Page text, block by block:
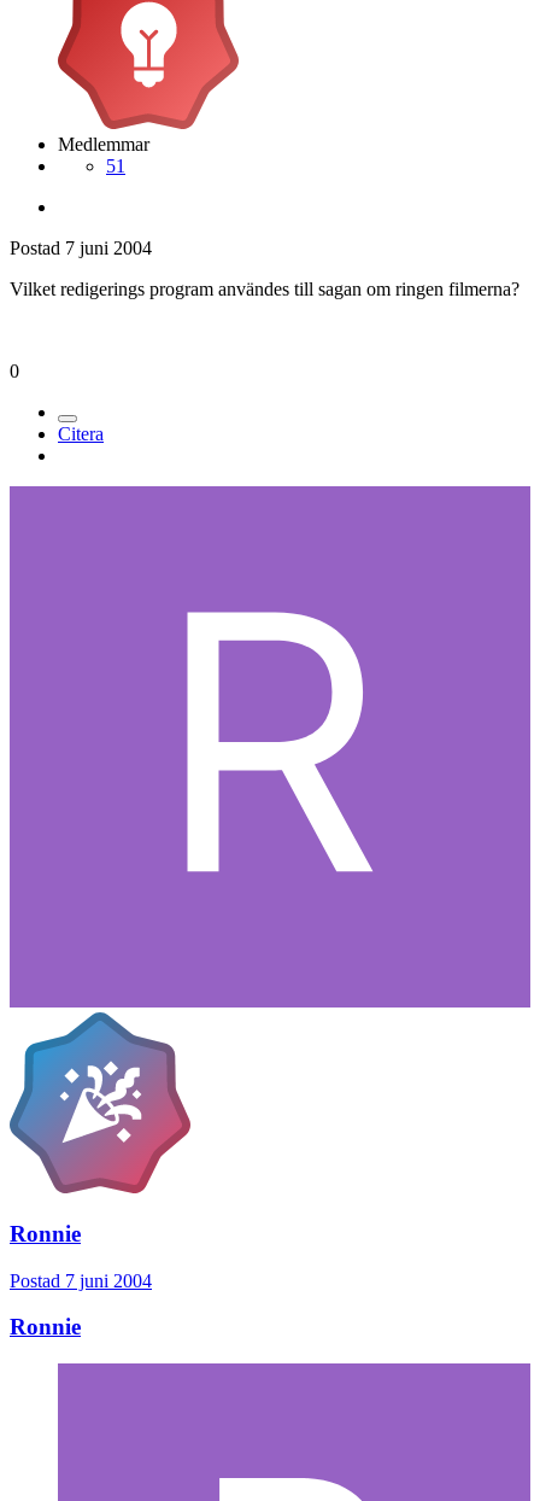
Medlemmar
51
Postad 7 juni 2004
Vilket redigerings program användes till sagan om ringen filmerna?
0
Citera
Ronnie
Postad 7 juni 2004
Ronnie